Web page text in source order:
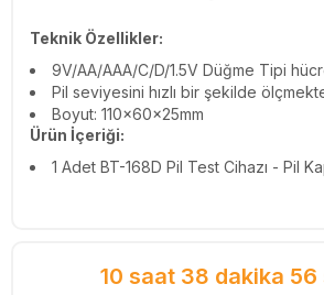
Teknik Özellikler:
9V/AA/AAA/C/D/1.5V Düğme Tipi
Pil seviyesini hızlı bir şekilde
Boyut: 110x60x25mm
Ürün İçeriği:
1 Adet BT-168D Pil Test Cihazı - Pil
10 saat 38 dakika 55